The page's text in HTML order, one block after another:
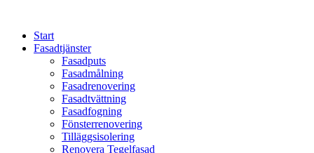
contentStart
Fasadtjänster
Fasadputs
Fasadmålning
Fasadrenovering
Fasadtvättning
Fasadfogning
Fönsterrenovering
Tilläggsisolering
Renovera Tegelfasad